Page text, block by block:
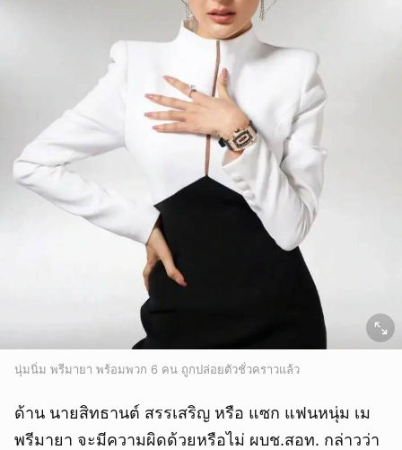
นุ่มนิ่ม พรีมายา พร้อมพวก 6 คน ถูกปล่อยตัวชั่วคราวแล้ว
ด้าน นายสิทธานต์ สรรเสริญ หรือ แซก แฟนหนุ่ม เม
พรีมายา จะมีความผิดด้วยหรือไม่ ผบช.สอท. กล่าวว่า